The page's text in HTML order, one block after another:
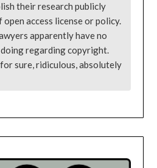
their research publicly
access license or policy.
apparently have no
regarding copyright.
for sure, ridiculous, absolutely